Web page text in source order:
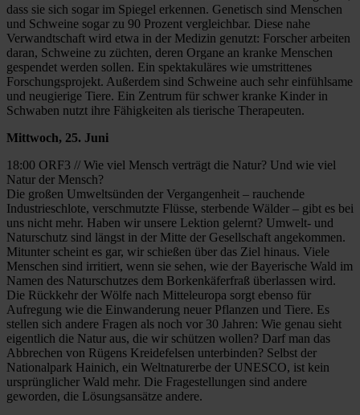
dass sie sich sogar im Spiegel erkennen. Genetisch sind Menschen
und Schweine sogar zu 90 Prozent vergleichbar. Diese nahe
Verwandtschaft wird etwa in der Medizin genutzt: Forscher arbeiten
daran, Schweine zu züchten, deren Organe an kranke Menschen
gespendet werden sollen. Ein spektakuläres wie umstrittenes
Forschungsprojekt. Außerdem sind Schweine auch sehr einfühlsame
und neugierige Tiere. Ein Zentrum für schwer kranke Kinder in
Schwaben nutzt ihre Fähigkeiten als tierische Therapeuten.
Mittwoch, 25. Juni
18:00 ORF3 // Wie viel Mensch verträgt die Natur? Und wie viel
Natur der Mensch?
Die großen Umweltsünden der Vergangenheit – rauchende
Industrieschlote, verschmutzte Flüsse, sterbende Wälder – gibt es bei
uns nicht mehr. Haben wir unsere Lektion gelernt? Umwelt- und
Naturschutz sind längst in der Mitte der Gesellschaft angekommen.
Mitunter scheint es gar, wir schießen über das Ziel hinaus. Viele
Menschen sind irritiert, wenn sie sehen, wie der Bayerische Wald im
Namen des Naturschutzes dem Borkenkäferfraß überlassen wird.
Die Rückkehr der Wölfe nach Mitteleuropa sorgt ebenso für
Aufregung wie die Einwanderung neuer Pflanzen und Tiere. Es
stellen sich andere Fragen als noch vor 30 Jahren: Wie genau sieht
eigentlich die Natur aus, die wir schützen wollen? Darf man das
Abbrechen von Rügens Kreidefelsen unterbinden? Selbst der
Nationalpark Hainich, ein Weltnaturerbe der UNESCO, ist kein
ursprünglicher Wald mehr. Die Fragestellungen sind andere
geworden, die Lösungsansätze andere.